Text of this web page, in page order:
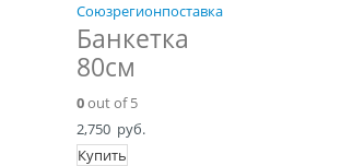
Союзрегионпоставка
Банкетка
80см
0out of 5
2,750 руб.
Купить